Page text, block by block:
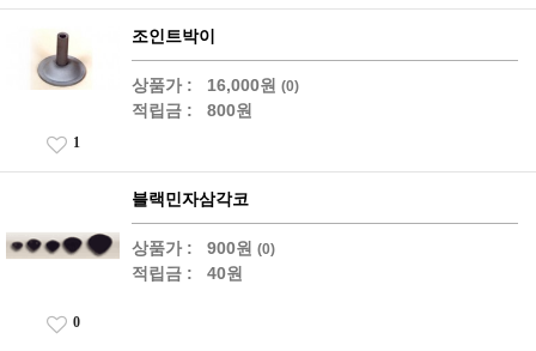
조인트박이
상품가 : 16,000원 (0)
적립금 : 800원
1
블랙민자삼각코
상품가 : 900원 (0)
적립금 : 40원
0